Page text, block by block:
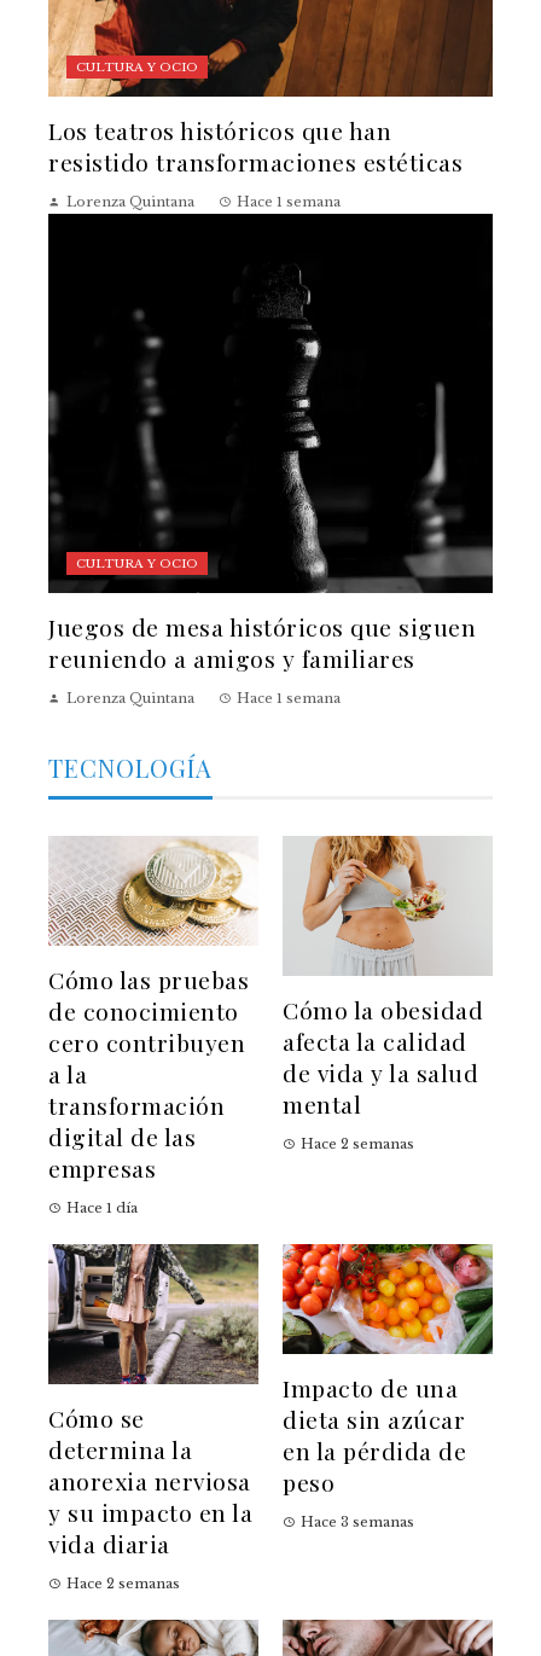
CULTURA Y OCIO
Los teatros históricos que han
resistido transformaciones estéticas
Lorenza Quintana Hace 1 semana
CULTURA Y OCIO
Juegos de mesa históricos que siguen
reuniendo a amigos y familiares
Lorenza Quintana Hace 1 semana
TECNOLOGÍA
Cómo las pruebas
de conocimiento
cero contribuyen
a la
transformación
digital de las
empresas
Hace 1 día
Cómo la obesidad
afecta la calidad
de vida y la salud
mental
Hace 2 semanas
Cómo se
determina la
anorexia nerviosa
y su impacto en la
vida diaria
Hace 2 semanas
Impacto de una
dieta sin azúcar
en la pérdida de
peso
Hace 3 semanas